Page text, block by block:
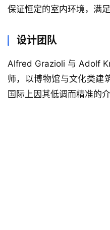
保证恒定的室内环境，满
设计团队
Alfred Grazioli 与 Adolf
师，以博物馆与文化类建
国际上因其低调而精准的